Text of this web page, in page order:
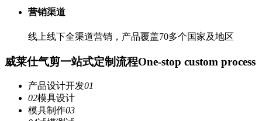
营销渠道
线上线下全渠道营销，产品覆盖70多个国家及地区
威莱仕气剪一站式定制流程One-stop custom process
产品设计开发01
02模具设计
模具制作03